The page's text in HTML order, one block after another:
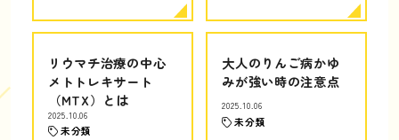
リウマチ治療の中心
メトトレキサート
（MTX）とは
2025.10.06
未分類
大人のりんご病かゆ
みが強い時の注意点
2025.10.06
未分類